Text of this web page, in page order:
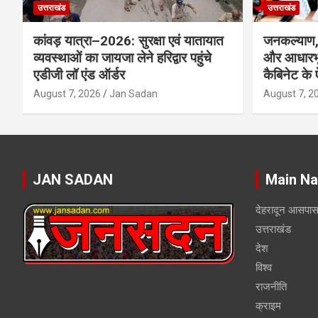
उत्तराखंड
कांवड़ यात्रा–2026: सुरक्षा एवं यातायात
व्यवस्थाओं का जायजा लेने हरिद्वार पहुंचे
एडीजी लॉ एंड ऑर्डर
August 7, 2026 Jan Sadan
उत्तराखंड
जनकल्याण,
और
कैबिनेट के
August 7,
JAN SADAN Main
देहरादून आसपास
उत्तराखंड
देश
विश्व
राजनीति
क्राइम